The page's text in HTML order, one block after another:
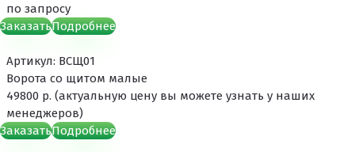
по запросу
ЗаказатьПодробнее
Артикул: ВСЩ01
Ворота со щитом малые
49800 р. (актуальную цену вы можете узнать у наших
менеджеров)
ЗаказатьПодробнее